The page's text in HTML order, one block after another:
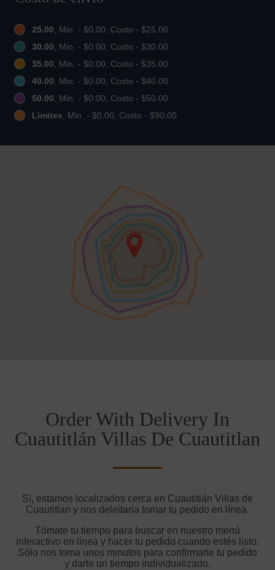
25.00, Min. - $0.00, Costo - $25.00
30.00, Min. - $0.00, Costo - $30.00
35.00, Min. - $0.00, Costo - $35.00
40.00, Min. - $0.00, Costo - $40.00
50.00, Min. - $0.00, Costo - $50.00
Limites, Min. - $0.00, Costo - $90.00
Order With Delivery In
Cuautitlán Villas De Cuautitlan
Sí, estamos localizados cerca en Cuautitlán Villas de
Cuautitlan y nos deleitaría tomar tu pedido en línea.
Tómate tu tiempo para buscar en nuestro menú
interactivo en línea y hacer tu pedido cuando estés listo.
Sólo nos toma unos minutos para confirmarte tu pedido
y darte un tiempo individualizado.